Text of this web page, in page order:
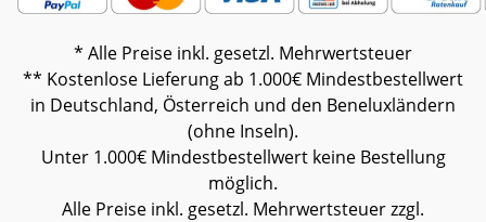
* Alle Preise inkl. gesetzl. Mehrwertsteuer
** Kostenlose Lieferung ab 1.000€ Mindestbestellwert
in Deutschland, Österreich und den Beneluxländern
(ohne Inseln).
Unter 1.000€ Mindestbestellwert keine Bestellung
möglich.
Alle Preise inkl. gesetzl. Mehrwertsteuer zzgl.